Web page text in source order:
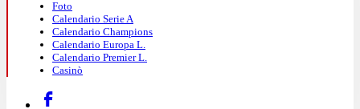
Foto
Calendario Serie A
Calendario Champions
Calendario Europa L.
Calendario Premier L.
Casinò